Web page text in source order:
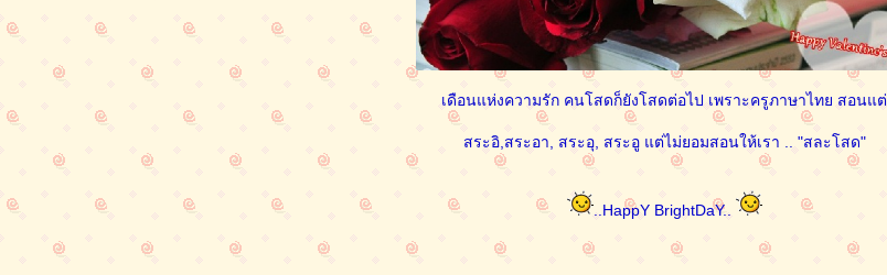
เดือนแห่งความรัก คนโสดก็ยังโสดต่อไป เพราะครูภาษาไทย สอนแต่
สระอิ,สระอา, สระอุ, สระอู แต่ไม่ยอมสอนให้เรา .. "สละโสด"
..HappY BrightDaY..